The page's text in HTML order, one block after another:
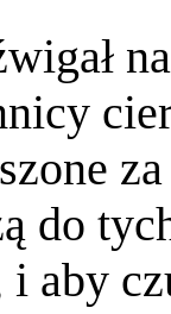
do
i aby